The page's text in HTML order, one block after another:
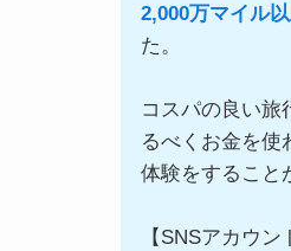
2,000万マイル以
た。
コスパの良い旅
るべくお金を使
体験をすること
【SNSアカウン